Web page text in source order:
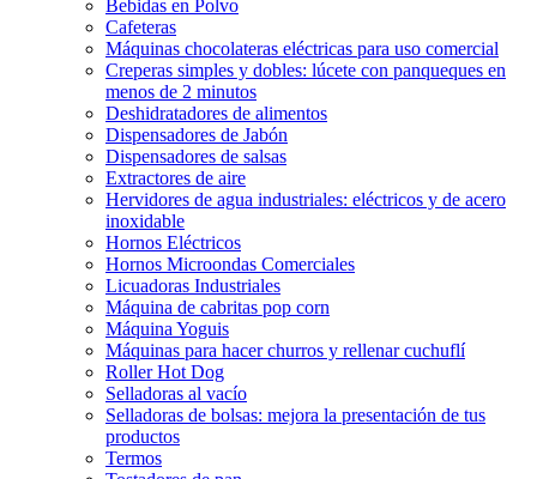
Bebidas en Polvo
Cafeteras
Máquinas chocolateras eléctricas para uso comercial
Creperas simples y dobles: lúcete con panqueques en
menos de 2 minutos
Deshidratadores de alimentos
Dispensadores de Jabón
Dispensadores de salsas
Extractores de aire
Hervidores de agua industriales: eléctricos y de acero
inoxidable
Hornos Eléctricos
Hornos Microondas Comerciales
Licuadoras Industriales
Máquina de cabritas pop corn
Máquina Yoguis
Máquinas para hacer churros y rellenar cuchuflí
Roller Hot Dog
Selladoras al vacío
Selladoras de bolsas: mejora la presentación de tus
productos
Termos